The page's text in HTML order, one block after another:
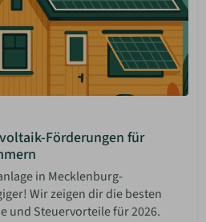
Förderungen für
in Mecklenburg-
Wir zeigen dir die besten
und Steuervorteile für 2026.